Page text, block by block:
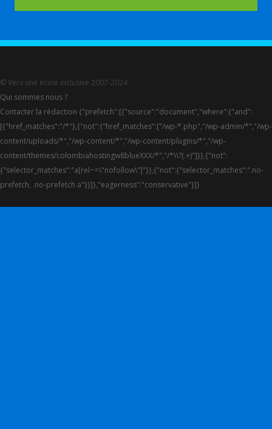
© Vers une école inclusive 2007-2024
Qui sommes nous ?
Contacter la rédaction {"prefetch":[{"source":"document","where":{"and":
[{"href_matches":"/*"},{"not":{"href_matches":["/wp-*.php","/wp-admin/*","/wp-
content/uploads/*","/wp-content/*","/wp-content/plugins/*","/wp-
content/themes/colombiahostingw8blueXXX/*","/*\\?(.+)"]}},{"not":
{"selector_matches":"a[rel~=\"nofollow\"]"}},{"not":{"selector_matches":".no-
prefetch, .no-prefetch a"}}]},"eagerness":"conservative"}]}